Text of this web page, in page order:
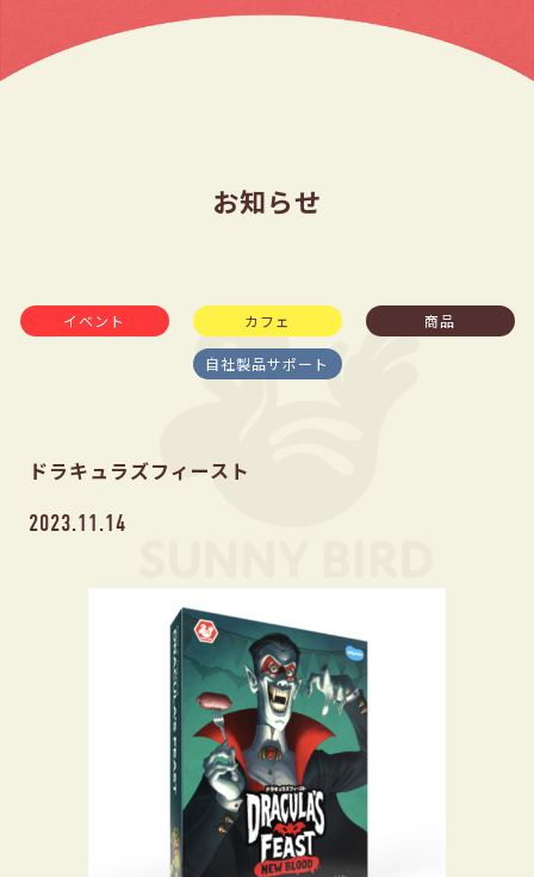
お知らせ
イベント カフェ 商品
自社製品サポート
ドラキュラズフィースト
2023.11.14